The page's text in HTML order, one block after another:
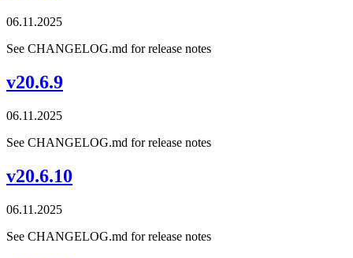
06.11.2025
See CHANGELOG.md for release notes
v20.6.9
06.11.2025
See CHANGELOG.md for release notes
v20.6.10
06.11.2025
See CHANGELOG.md for release notes